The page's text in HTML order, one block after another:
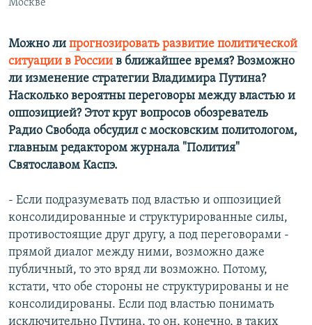
Москве
Можно ли прогнозировать развитие политической
ситуации в России в ближайшее время? Возможно
ли изменение стратегии Владимира Путина?
Насколько вероятны переговоры между властью и
оппозицией? Этот круг вопросов обозреватель
Радио Свобода обсудил с московским политологом,
главным редактором журнала "Полития"
Святославом Каспэ.
- Если подразумевать под властью и оппозицией
консолидированные и структурированные силы,
противостоящие друг другу, а под переговорами -
прямой диалог между ними, возможно даже
публичный, то это вряд ли возможно. Потому,
кстати, что обе стороны не структурированы и не
консолидированы. Если под властью понимать
исключительно Путина, то он, конечно, в таких